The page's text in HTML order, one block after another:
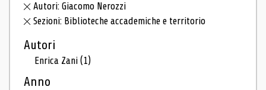
Autori: Giacomo Nerozzi
Sezioni: Biblioteche accademiche e territorio
Autori
Enrica Zani(1)
Anno